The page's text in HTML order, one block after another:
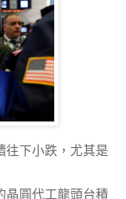
往下小跌，尤其是
晶圓代工龍頭台積